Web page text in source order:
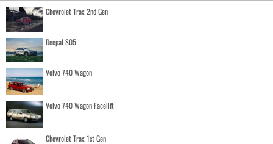
Chevrolet Trax 2nd Gen
Deepal S05
Volvo 740 Wagon
Volvo 740 Wagon Facelift
Chevrolet Trax 1st Gen